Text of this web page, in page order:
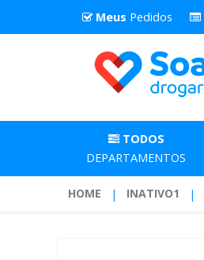
Meus Pedidos
TODOS
DEPARTAMENTOS
HOME INATIVO1